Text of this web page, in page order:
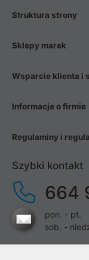
Struktura strony
Sklepy marek
Wsparcie klienta i
Informacje o firmie
Regulaminy i
Szybki kontakt
664
pon. - pt.
sob. -